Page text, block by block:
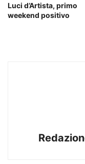
Luci d’Artista, primo
weekend positivo